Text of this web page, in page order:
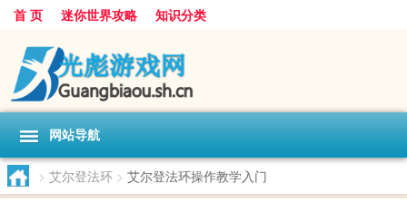
首 页 迷你世界攻略 知识分类
网站导航
> 艾尔登法环 > 艾尔登法环操作教学入门